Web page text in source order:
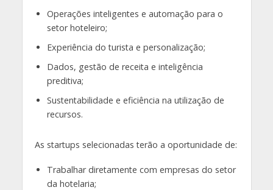
Operações inteligentes e automação para o
setor hoteleiro;
Experiência do turista e personalização;
Dados, gestão de receita e inteligência
preditiva;
Sustentabilidade e eficiência na utilização de
recursos.
As startups selecionadas terão a oportunidade de:
Trabalhar diretamente com empresas do setor
da hotelaria;